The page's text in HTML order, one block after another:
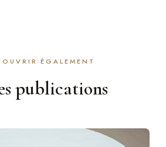
ÉGALEMENT
publications